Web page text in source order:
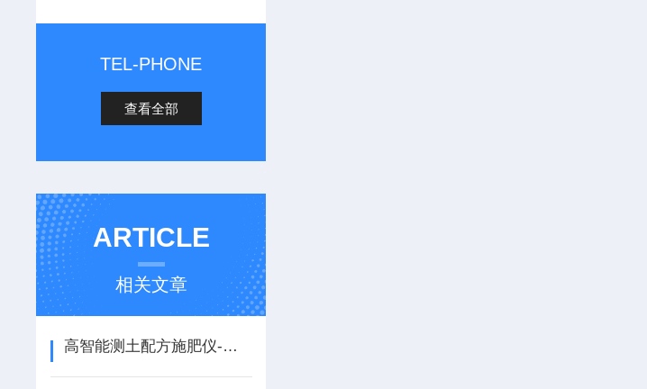
TEL-PHONE
查看全部
ARTICLE
相关文章
高智能测土配方施肥仪-高智能测土配方施肥仪